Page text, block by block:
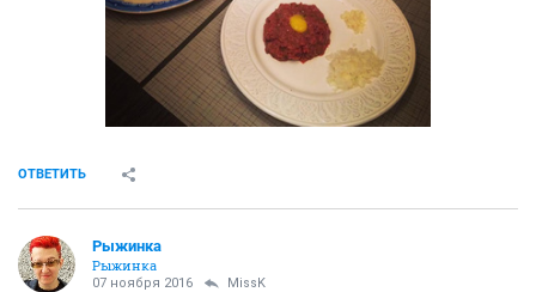
ОТВЕТИТЬ
Рыжинка
Рыжинка
07 ноября 2016 MissK